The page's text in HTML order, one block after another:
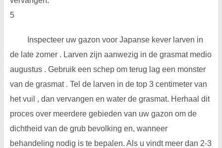
5
Inspecteer uw gazon voor Japanse kever larven in
de late zomer . Larven zijn aanwezig in de grasmat medio
augustus . Gebruik een schep om terug lag een monster
van de grasmat . Tel de larven in de top 3 centimeter van
het vuil , dan vervangen en water de grasmat. Herhaal dit
proces over meerdere gebieden van uw gazon om de
dichtheid van de grub bevolking en, wanneer
behandeling nodig is te bepalen. Als u vindt meer dan 2-3